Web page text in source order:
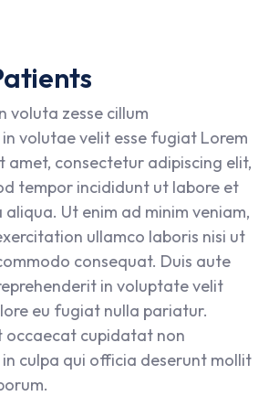
voluta zesse cillum
volutae velit esse fugiat Lorem
amet, consectetur adipiscing elit,
tempor incididunt ut labore et
Ut enim ad minim veniam,
ullamco laboris nisi ut
consequat. Duis aute
in voluptate velit
eu fugiat nulla pariatur.
occaecat cupidatat non
culpa qui officia deserunt mollit